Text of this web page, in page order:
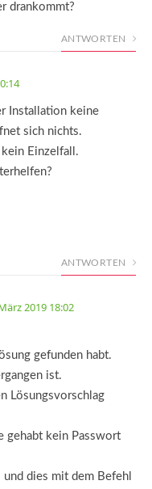
drankommt?
ANTWORTEN
Installation keine
sich nichts.
Einzelfall.
ANTWORTEN
2019 18:02
gefunden habt.
ist.
Lösungsvorschlag
gehabt kein Passwort
und dies mit dem Befehl